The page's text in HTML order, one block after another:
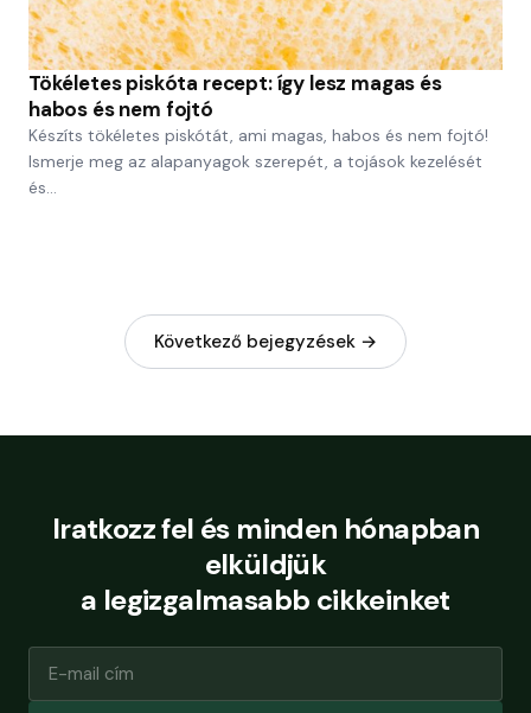
Tökéletes piskóta recept: így lesz magas és
habos és nem fojtó
Készíts tökéletes piskótát, ami magas, habos és nem fojtó!
Ismerje meg az alapanyagok szerepét, a tojások kezelését
és…
Következő bejegyzések →
Iratkozz fel és minden hónapban
elküldjük
a legizgalmasabb cikkeinket